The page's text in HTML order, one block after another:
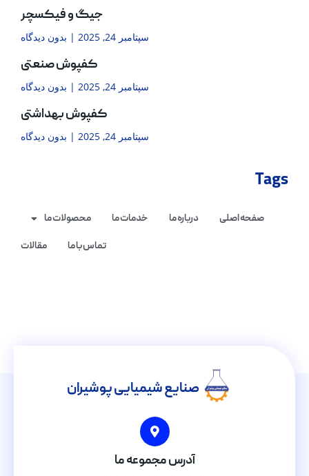
جیگ و فیکسچر
سپتامبر 24, 2025 بدون دیدگاه
کفپوش صنعتی
سپتامبر 24, 2025 بدون دیدگاه
کفپوش بهداشتی
سپتامبر 24, 2025 بدون دیدگاه
Tags
صفحه اصلی درباره ما خدمات ما
محصولات ما
تماس با ما
مقالات
صنایع شیمیایی پوشیران
آدرس مجموعه ما